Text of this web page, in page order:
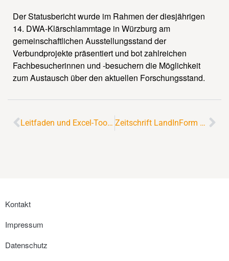
Der Statusbericht wurde im Rahmen der diesjährigen
14. DWA-Klärschlammtage in Würzburg am
gemeinschaftlichen Ausstellungsstand der
Verbundprojekte präsentiert und bot zahlreichen
Fachbesucherinnen und -besuchern die Möglichkeit
zum Austausch über den aktuellen Forschungsstand.
Leitfaden und Excel-Tool zur Wirtschaftlichkeit von Phosphor-Recycling veröffentlicht Zeitschrift LandInForm berichtet über Phosphor-Recycling in Niedersachsen
Kontakt
Impressum
Datenschutz